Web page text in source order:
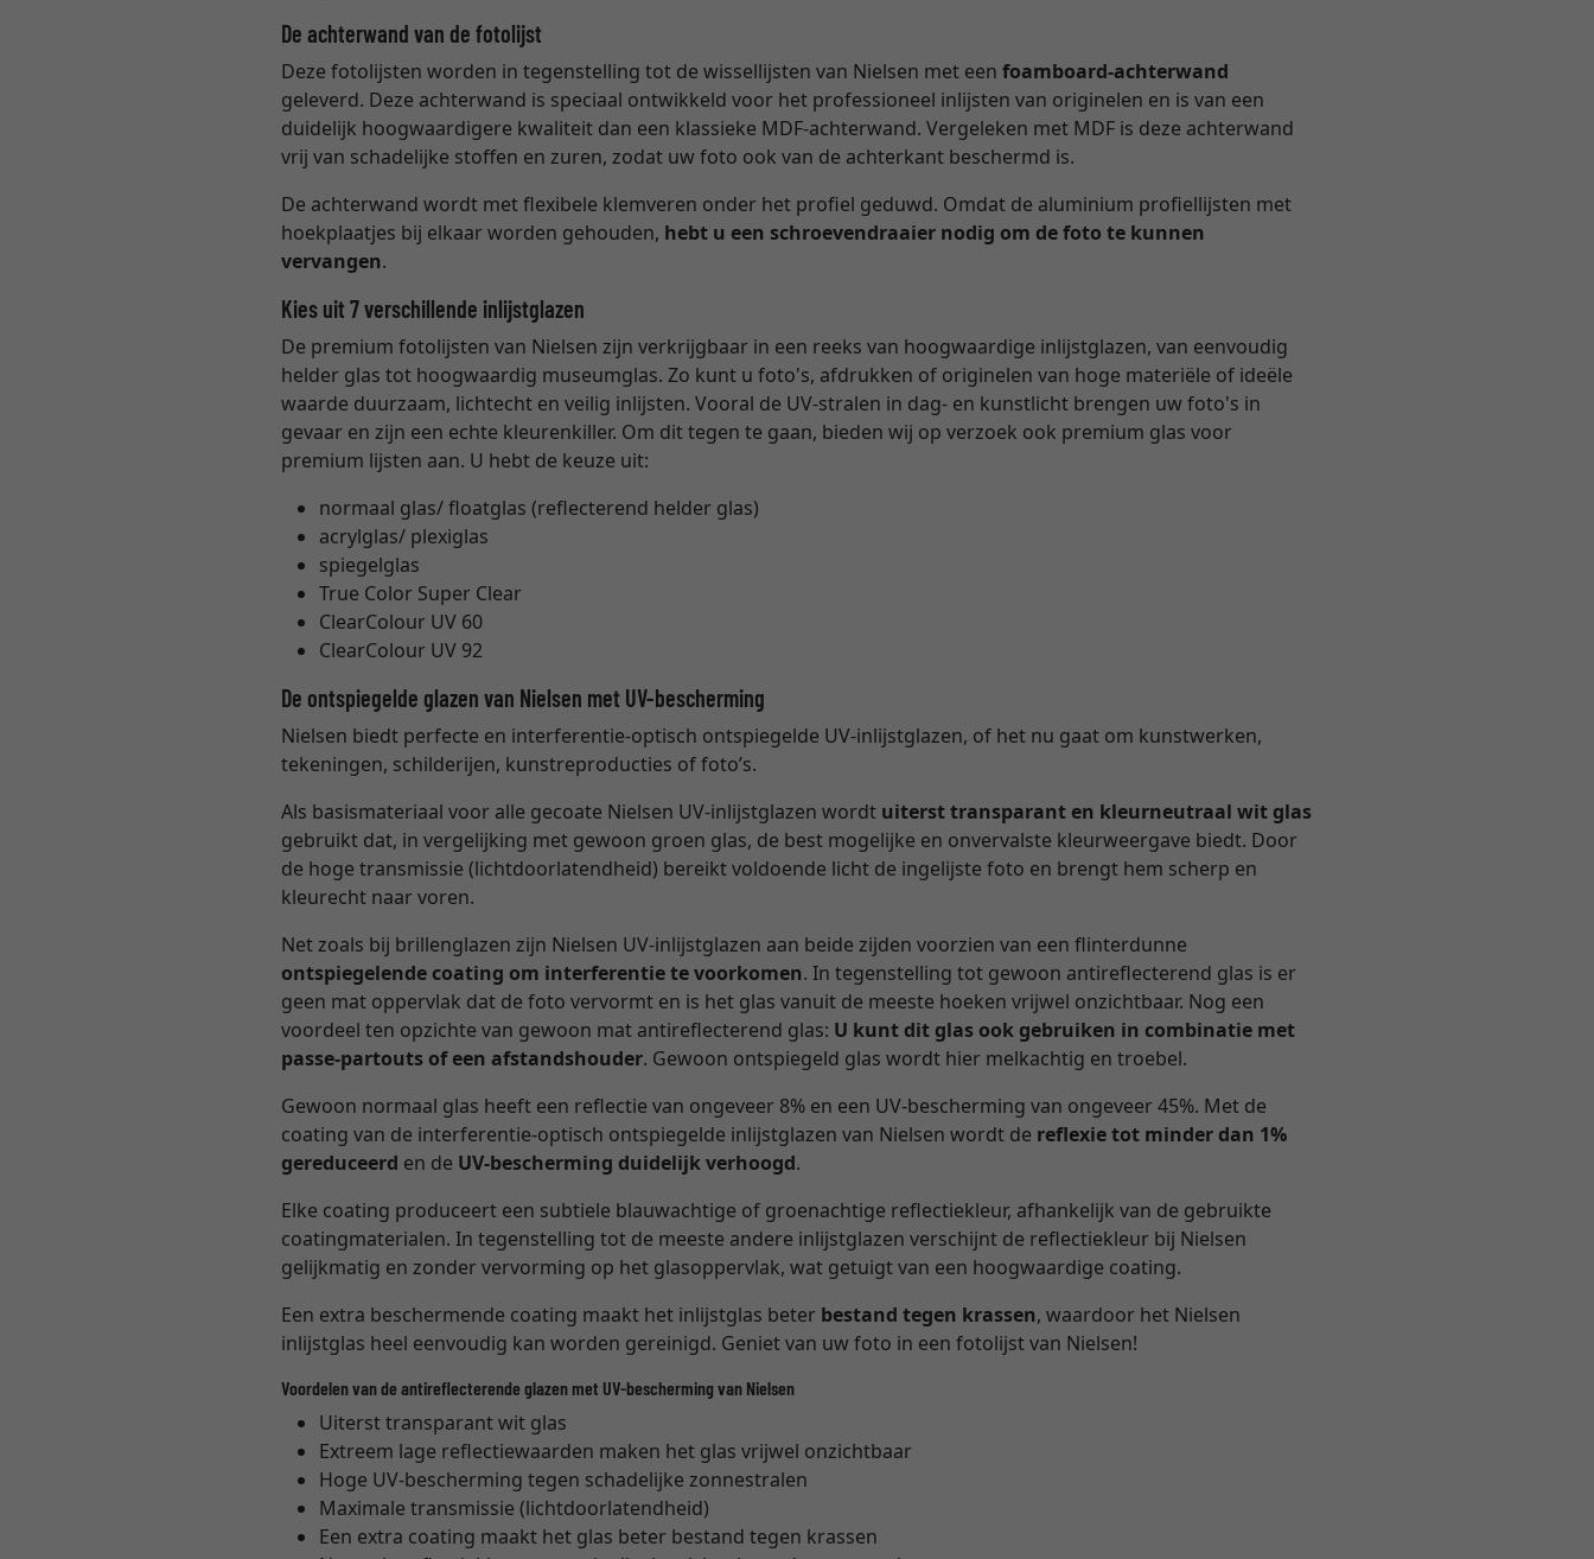
De achterwand van de fotolijst
Deze fotolijsten worden in tegenstelling tot de wissellijsten van Nielsen met eenfoamboard-achterwand
geleverd. Deze achterwand is speciaal ontwikkeld voor het professioneel inlijsten van originelen en is van een
duidelijk hoogwaardigere kwaliteit dan een klassieke MDF-achterwand. Vergeleken met MDF is deze achterwand
vrij van schadelijke stoffen en zuren, zodat uw foto ook van de achterkant beschermd is.
De achterwand wordt met flexibele klemveren onder het profiel geduwd. Omdat de aluminium profiellijsten met
hoekplaatjes bij elkaar worden gehouden, hebt u een schroevendraaier nodig om de foto te kunnen
vervangen.
Kies uit 7 verschillende inlijstglazen
De premium fotolijsten van Nielsen zijn verkrijgbaar in een reeks van hoogwaardige inlijstglazen, van eenvoudig
helder glas tot hoogwaardig museumglas. Zo kunt u foto's, afdrukken of originelen van hoge materiële of ideële
waarde duurzaam, lichtecht en veilig inlijsten. Vooral de UV-stralen in dag- en kunstlicht brengen uw foto's in
gevaar en zijn een echte kleurenkiller. Om dit tegen te gaan, bieden wij op verzoek ook premium glas voor
premium lijsten aan. U hebt de keuze uit:
normaal glas/ floatglas (reflecterend helder glas)
acrylglas/ plexiglas
spiegelglas
True Color Super Clear
ClearColour UV 60
ClearColour UV 92
De ontspiegelde glazen van Nielsen met UV-bescherming
Nielsen biedt perfecte en interferentie-optisch ontspiegelde UV-inlijstglazen, of het nu gaat om kunstwerken,
tekeningen, schilderijen, kunstreproducties of foto’s.
Als basismateriaal voor alle gecoate Nielsen UV-inlijstglazen wordt uiterst transparant en kleurneutraal wit glas
gebruikt dat, in vergelijking met gewoon groen glas, de best mogelijke en onvervalste kleurweergave biedt. Door
de hoge transmissie (lichtdoorlatendheid) bereikt voldoende licht de ingelijste foto en brengt hem scherp en
kleurecht naar voren.
Net zoals bij brillenglazen zijn Nielsen UV-inlijstglazen aan beide zijden voorzien van een flinterdunne
ontspiegelende coating om interferentie te voorkomen. In tegenstelling tot gewoon antireflecterend glas is er
geen mat oppervlak dat de foto vervormt en is het glas vanuit de meeste hoeken vrijwel onzichtbaar. Nog een
voordeel ten opzichte van gewoon mat antireflecterend glas: U kunt dit glas ook gebruiken in combinatie met
passe-partouts of een afstandshouder. Gewoon ontspiegeld glas wordt hier melkachtig en troebel.
Gewoon normaal glas heeft een reflectie van ongeveer 8% en een UV-bescherming van ongeveer 45%. Met de
coating van de interferentie-optisch ontspiegelde inlijstglazen van Nielsen wordt de reflexie tot minder dan 1%
gereduceerd en de UV-bescherming duidelijk verhoogd.
Elke coating produceert een subtiele blauwachtige of groenachtige reflectiekleur, afhankelijk van de gebruikte
coatingmaterialen. In tegenstelling tot de meeste andere inlijstglazen verschijnt de reflectiekleur bij Nielsen
gelijkmatig en zonder vervorming op het glasoppervlak, wat getuigt van een hoogwaardige coating.
Een extra beschermende coating maakt het inlijstglas beter bestand tegen krassen, waardoor het Nielsen
inlijstglas heel eenvoudig kan worden gereinigd. Geniet van uw foto in een fotolijst van Nielsen!
Voordelen van de antireflecterende glazen met UV-bescherming van Nielsen
Uiterst transparant wit glas
Extreem lage reflectiewaarden maken het glas vrijwel onzichtbaar
Hoge UV-bescherming tegen schadelijke zonnestralen
Maximale transmissie (lichtdoorlatendheid)
Een extra coating maakt het glas beter bestand tegen krassen